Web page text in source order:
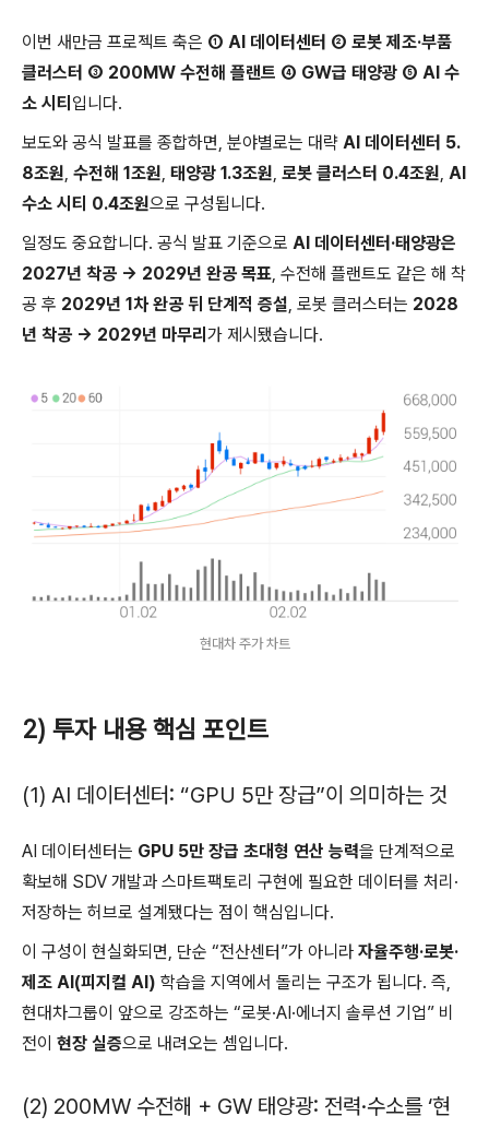
이번 새만금 프로젝트 축은 ① AI 데이터센터 ② 로봇 제조·부품
클러스터 ③ 200MW 수전해 플랜트 ④ GW급 태양광 ⑤ AI 수
소 시티 입니다.
보도와 공식 발표를 종합하면, 분야별로는 대략 AI 데이터센터 5.
8조원, 수전해 1조원, 태양광 1.3조원, 로봇 클러스터 0.4조원, AI
수소 시티 0.4조원으로 구성됩니다.
일정도 중요합니다. 공식 발표 기준으로 AI 데이터센터·태양광은
2027년 착공 → 2029년 완공 목표, 수전해 플랜트도 같은 해 착
공 후 2029년 1차 완공 뒤 단계적 증설, 로봇 클러스터는 2028
년 착공 → 2029년 마무리 가 제시됐습니다.
현대차 주가 차트
2) 투자 내용 핵심 포인트
(1) AI 데이터센터: “GPU 5만 장급”이 의미하는 것
AI 데이터센터는 GPU 5만 장급 초대형 연산 능력을 단계적으로
확보해 SDV 개발과 스마트팩토리 구현에 필요한 데이터를 처리·
저장하는 허브로 설계됐다는 점이 핵심입니다.
이 구성이 현실화되면, 단순 “전산센터”가 아니라 자율주행·로봇·
제조 AI(피지컬 AI) 학습을 지역에서 돌리는 구조가 됩니다. 즉,
현대차그룹이 앞으로 강조하는 “로봇·AI·에너지 솔루션 기업” 비
전이 현장 실증으로 내려오는 셈입니다.
(2) 200MW 수전해 + GW 태양광: 전력·수소를 ‘현